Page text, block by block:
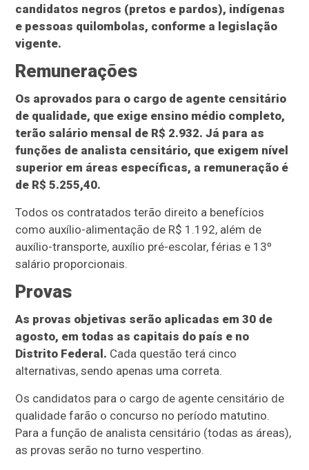
candidatos negros (pretos e pardos), indígenas
e pessoas quilombolas, conforme a legislação
vigente.
Remunerações
Os aprovados para o cargo de agente censitário
de qualidade, que exige ensino médio completo,
terão salário mensal de R$ 2.932. Já para as
funções de analista censitário, que exigem nível
superior em áreas específicas, a remuneração é
de R$ 5.255,40.
Todos os contratados terão direito a benefícios
como auxílio-alimentação de R$ 1.192, além de
auxílio-transporte, auxílio pré-escolar, férias e 13º
salário proporcionais.
Provas
As provas objetivas serão aplicadas em 30 de
agosto, em todas as capitais do país e no
Distrito Federal. Cada questão terá cinco
alternativas, sendo apenas uma correta.
Os candidatos para o cargo de agente censitário de
qualidade farão o concurso no período matutino.
Para a função de analista censitário (todas as áreas),
as provas serão no turno vespertino.